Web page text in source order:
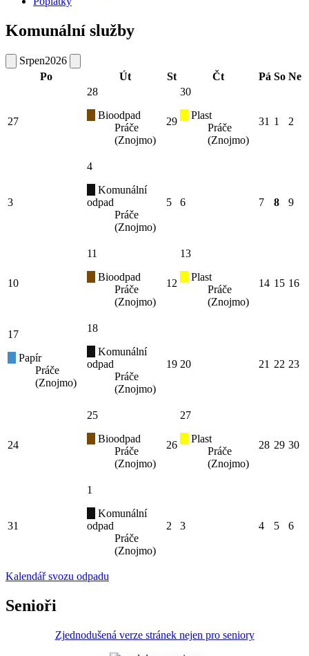
Komunální služby
Srpen2026
Po
Út St Čt Pá So Ne
27
28
Bioodpad
Práče
(Znojmo)
29
30
Plast
Práče
(Znojmo)
31 1 2
3
4
Komunální
odpad
Práče
(Znojmo)
5 6 7 8 9
10
11
Bioodpad
Práče
(Znojmo)
12
13
Plast
Práče
(Znojmo)
14 15 16
17
Papír
Práče
(Znojmo)
18
Komunální
odpad
Práče
(Znojmo)
19 20 21 22 23
24
25
Bioodpad
Práče
(Znojmo)
26
27
Plast
Práče
(Znojmo)
28 29 30
31
1
Komunální
odpad
Práče
(Znojmo)
2 3 4 5 6
Kalendář svozu odpadu
Senioři
Zjednodušená verze stránek nejen pro seniory